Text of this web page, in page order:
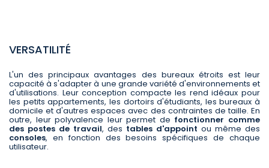
VERSATILITÉ
L'un des principaux avantages des bureaux étroits est leur
capacité à s'adapter à une grande variété d'environnements et
d'utilisations. Leur conception compacte les rend idéaux pour
les petits appartements, les dortoirs d'étudiants, les bureaux à
domicile et d'autres espaces avec des contraintes de taille. En
outre, leur polyvalence leur permet de fonctionner comme
des postes de travail, des tables d'appoint ou même des
consoles, en fonction des besoins spécifiques de chaque
utilisateur.